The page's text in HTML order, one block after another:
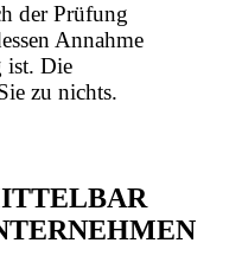
der Prüfung
Annahme
ist. Die
zu nichts.